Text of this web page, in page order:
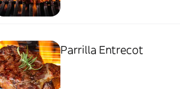
Parrilla Entrecot